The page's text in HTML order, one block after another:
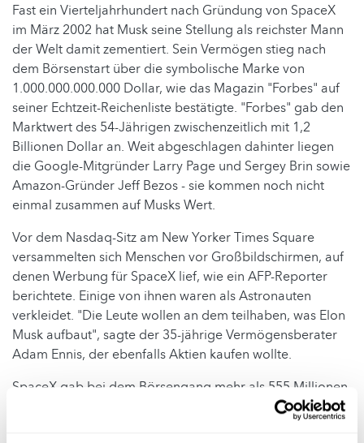
Fast ein Vierteljahrhundert nach Gründung von SpaceX
im März 2002 hat Musk seine Stellung als reichster Mann
der Welt damit zementiert. Sein Vermögen stieg nach
dem Börsenstart über die symbolische Marke von
1.000.000.000.000 Dollar, wie das Magazin "Forbes" auf
seiner Echtzeit-Reichenliste bestätigte. "Forbes" gab den
Marktwert des 54-Jährigen zwischenzeitlich mit 1,2
Billionen Dollar an. Weit abgeschlagen dahinter liegen
die Google-Mitgründer Larry Page und Sergey Brin sowie
Amazon-Gründer Jeff Bezos - sie kommen noch nicht
einmal zusammen auf Musks Wert.
Vor dem Nasdaq-Sitz am New Yorker Times Square
versammelten sich Menschen vor Großbildschirmen, auf
denen Werbung für SpaceX lief, wie ein AFP-Reporter
berichtete. Einige von ihnen waren als Astronauten
verkleidet. "Die Leute wollen an dem teilhaben, was Elon
Musk aufbaut", sagte der 35-jährige Vermögensberater
Adam Ennis, der ebenfalls Aktien kaufen wollte.
SpaceX gab bei dem Börsengang mehr als 555 Millionen
Aktien zum Einheitspreis von 135 Dollar aus. Wegen der
riesigen Nachfrage hatten Emissionsbanken eine Option,